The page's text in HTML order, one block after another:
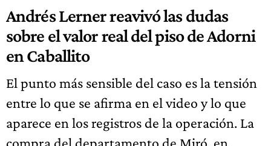
Andrés Lerner reavivó las dudas
sobre el valor real del piso de Adorni
en Caballito
El punto más sensible del caso es la tensión
entre lo que se afirma en el video y lo que
aparece en los registros de la operación. La
compra del departamento de Miró, en